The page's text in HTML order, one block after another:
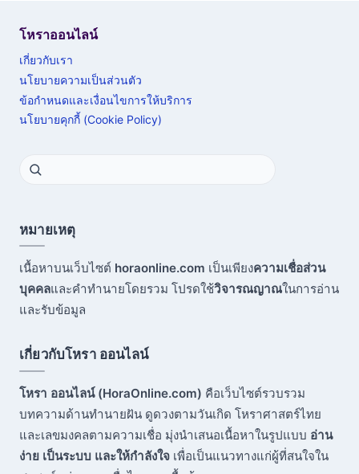
โหราออนไลน์
เกี่ยวกับเรา
นโยบายความเป็นส่วนตัว
ข้อกำหนดและเงื่อนไขการให้บริการ
นโยบายคุกกี้ (Cookie Policy)
หมายเหตุ
เนื้อหาบนเว็บไซต์ horaonline.com เป็นเพียงความเชื่อส่วน
บุคคลและคำทำนายโดยรวม โปรดใช้วิจารณญาณในการอ่าน
และรับข้อมูล
เกี่ยวกับโหรา ออนไลน์
โหรา ออนไลน์ (HoraOnline.com) คือเว็บไซต์รวบรวม
บทความด้านทำนายฝัน ดูดวงตามวันเกิด โหราศาสตร์ไทย
และเลขมงคลตามความเชื่อ มุ่งนำเสนอเนื้อหาในรูปแบบ อ่าน
ง่าย เป็นระบบ และให้กำลังใจ เพื่อเป็นแนวทางแก่ผู้ที่สนใจใน